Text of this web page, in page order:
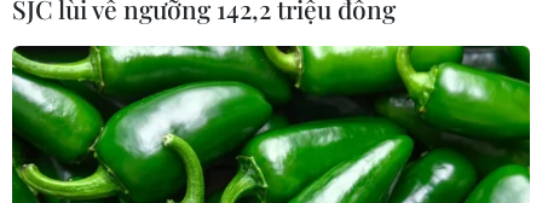
SJC lùi về ngưỡng 142,2 triệu đồng